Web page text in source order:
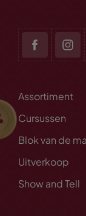
Assortiment
Cursussen
Blok van de
Uitverkoop
Show and Tell